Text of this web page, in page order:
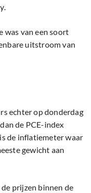
was van een soort
uitstroom van
echter op donderdag
de PCE-index
de inflatiemeter waar
gewicht aan
prijzen binnen de